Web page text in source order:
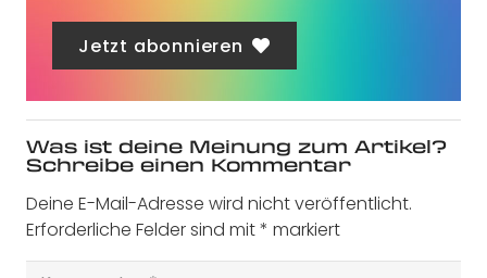
Jetzt abonnieren
Was ist deine Meinung zum Artikel?
Schreibe einen Kommentar
Deine E-Mail-Adresse wird nicht veröffentlicht.
Erforderliche Felder sind mit* markiert